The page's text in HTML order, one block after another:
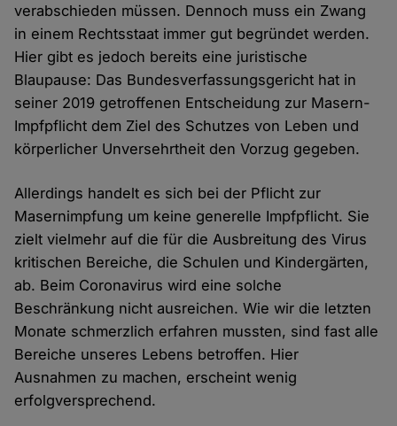
verabschieden müssen. Dennoch muss ein Zwang
in einem Rechtsstaat immer gut begründet werden.
Hier gibt es jedoch bereits eine juristische
Blaupause: Das Bundesverfassungsgericht hat in
seiner 2019 getroffenen Entscheidung zur Masern-
Impfpflicht dem Ziel des Schutzes von Leben und
körperlicher Unversehrtheit den Vorzug gegeben.
Allerdings handelt es sich bei der Pflicht zur
Masernimpfung um keine generelle Impfpflicht. Sie
zielt vielmehr auf die für die Ausbreitung des Virus
kritischen Bereiche, die Schulen und Kindergärten,
ab. Beim Coronavirus wird eine solche
Beschränkung nicht ausreichen. Wie wir die letzten
Monate schmerzlich erfahren mussten, sind fast alle
Bereiche unseres Lebens betroffen. Hier
Ausnahmen zu machen, erscheint wenig
erfolgversprechend.